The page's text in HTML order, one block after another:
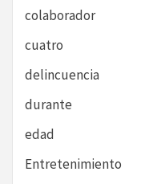
colaborador
cuatro
delincuencia
durante
edad
Entretenimiento